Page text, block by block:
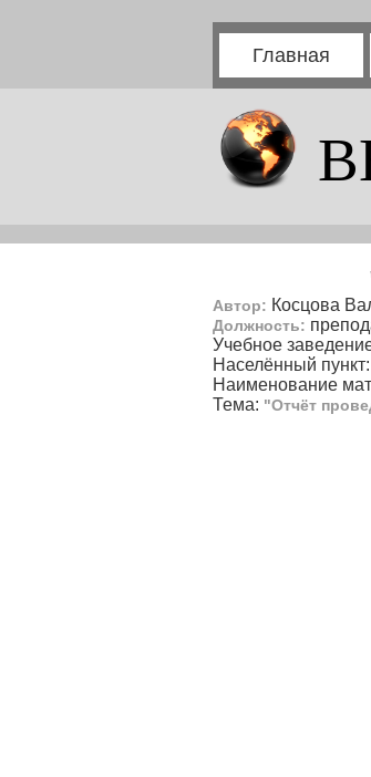
Главная
Автор: Косцова
Должность:
Учебное
Населённый
Наименование
Тема: "Отчёт